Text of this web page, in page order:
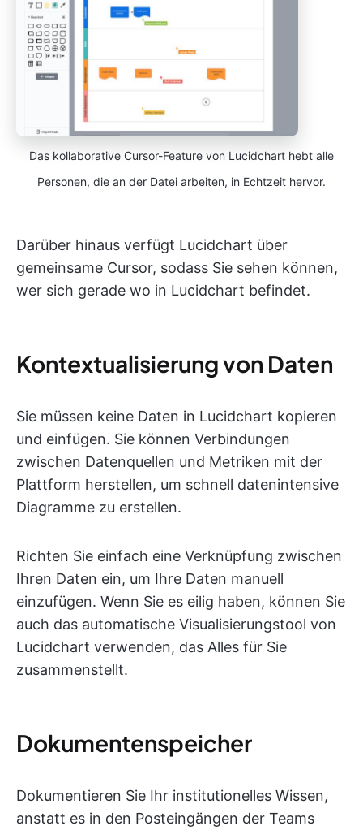
Das kollaborative Cursor-Feature von Lucidchart hebt alle
Personen, die an der Datei arbeiten, in Echtzeit hervor.
Darüber hinaus verfügt Lucidchart über
gemeinsame Cursor, sodass Sie sehen können,
wer sich gerade wo in Lucidchart befindet.
Kontextualisierung von Daten
Sie müssen keine Daten in Lucidchart kopieren
und einfügen. Sie können Verbindungen
zwischen Datenquellen und Metriken mit der
Plattform herstellen, um schnell datenintensive
Diagramme zu erstellen.
Richten Sie einfach eine Verknüpfung zwischen
Ihren Daten ein, um Ihre Daten manuell
einzufügen. Wenn Sie es eilig haben, können Sie
auch das automatische Visualisierungstool von
Lucidchart verwenden, das Alles für Sie
zusammenstellt.
Dokumentenspeicher
Dokumentieren Sie Ihr institutionelles Wissen,
anstatt es in den Posteingängen der Teams